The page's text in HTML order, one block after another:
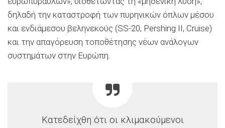
δηλαδή την καταστροφή των πυρηνικών όπλων μέσου
και ενδιάμεσου βεληνεκούς (SS-20, Pershing II, Cruise)
και την απαγόρευση τοποθέτησης νέων ανάλογων
συστημάτων στην Ευρώπη.
Κατεδείχθη ότι οι κλιμακούμενοι